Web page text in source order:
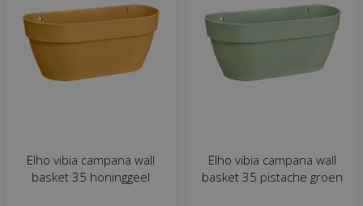
Elho vibia campana wall
basket 35 honinggeel
Elho vibia campana wall
basket 35 pistache groen